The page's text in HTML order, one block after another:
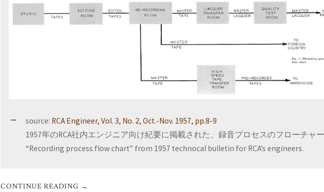
source: RCA Engineer, Vol. 3, No. 2, Oct.-Nov. 1957, pp.8-9
1957年のRCA社内エンジニア向け紀要に掲載された、録音プロセスのフローチャ
“Recording process flow chart” from 1957 technocal bulletin for RCA’s engineers.
CONTINUE READING →